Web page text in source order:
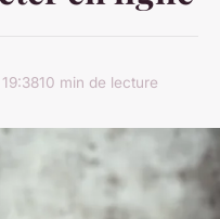
10 min de lecture